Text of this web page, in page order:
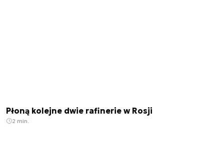
Płoną kolejne dwie rafinerie w Rosji
2 min.